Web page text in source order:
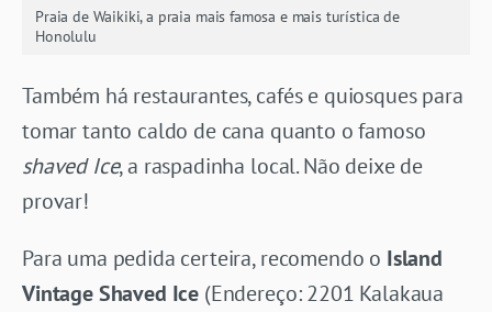
Praia de Waikiki, a praia mais famosa e mais turística de
Honolulu
Também há restaurantes, cafés e quiosques para
tomar tanto caldo de cana quanto o famoso
shaved Ice, a raspadinha local. Não deixe de
provar!
Para uma pedida certeira, recomendo o Island
Vintage Shaved Ice (Endereço: 2201 Kalakaua